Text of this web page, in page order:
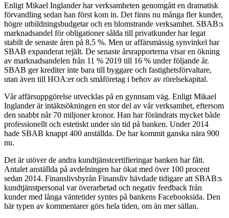
Enligt Mikael Inglander har verksamheten genomgått en dramatisk
förvandling sedan han först kom in. Det finns nu många fler kunder,
högre utbildningsbudgetar och en blomstrande verksamhet. SBAB:s
marknadsandel för obligationer sålda till privatkunder har legat
stabilt de senaste åren på 8,5 %. Men ur affärsmässig synvinkel har
SBAB expanderat rejält. De senaste årsrapporterna visar en ökning
av marknadsandelen från 11 % 2019 till 16 % under följande år.
SBAB ger krediter inte bara till byggare och fastighetsförvaltare,
utan även till HOA:er och småföretag i behov av rörelsekapital.
Vår affärsuppgörelse utvecklas på en gynnsam väg. Enligt Mikael
Inglander är intäktsökningen en stor del av vår verksamhet, eftersom
den snabbt når 70 miljoner kronor. Han har förändrats mycket både
professionellt och estetiskt under sin tid på banken. Under 2014
hade SBAB knappt 400 anställda. De har kommit ganska nära 900
nu.
Det är utöver de andra kundtjänstcertifieringar banken har fått.
Antalet anställda på avdelningen har ökat med över 100 procent
sedan 2014. Finanslivsbyrån Finansliv hävdade tidigare att SBAB:s
kundtjänstpersonal var överarbetad och negativ feedback från
kunder med långa väntetider syntes på bankens Facebooksida. Den
här typen av kommentarer görs hela tiden, om än mer sällan.